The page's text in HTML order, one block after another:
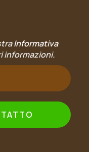
Informativa
informazioni.